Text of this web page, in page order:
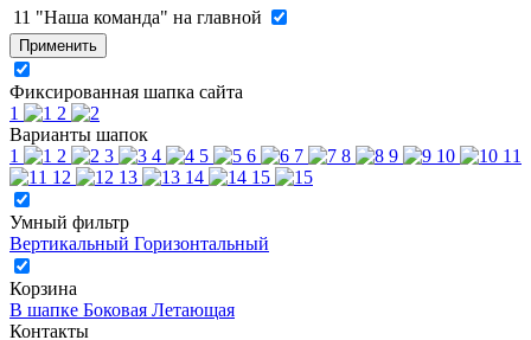
11 "Наша команда" на главной
Применить
Фиксированная шапка сайта
1
2
Варианты шапок
1
2 3 4 5 6 7 8 9 10
11
12
13 14 15
Умный фильтр
Вертикальный Горизонтальный
Корзина
В шапке Боковая Летающая
Контакты